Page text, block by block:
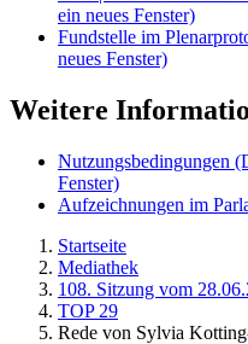
ein neues Fenster)
Fundstelle im
neues Fenster)
Weitere
Nutzungsbedingungen
Fenster)
Aufzeichnungen im
Startseite
Mediathek
108. Sitzung vom
TOP 29
Rede von Sylvia